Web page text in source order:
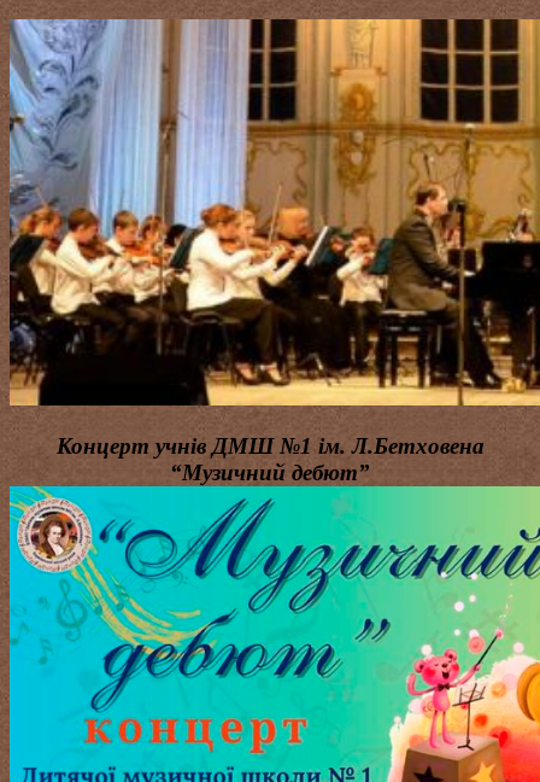
Концерт учнів ДМШ №1 ім. Л.Бетховена
“Музичний дебют”